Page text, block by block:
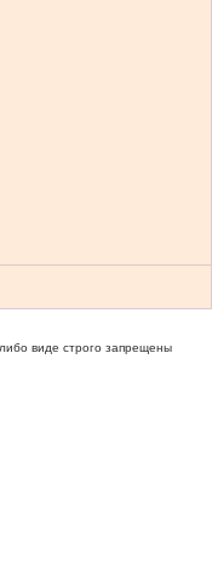
виде строго запрещены